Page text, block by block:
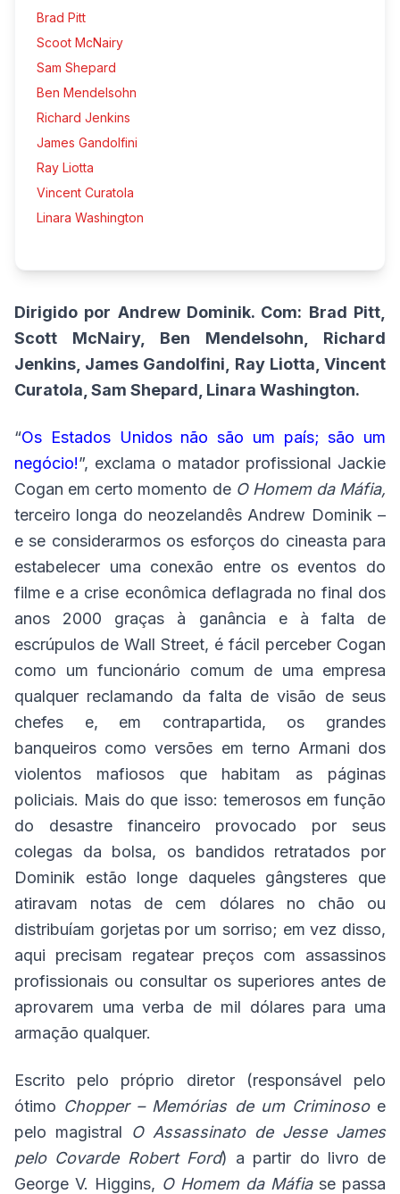
Brad Pitt
Scoot McNairy
Sam Shepard
Ben Mendelsohn
Richard Jenkins
James Gandolfini
Ray Liotta
Vincent Curatola
Linara Washington
Dirigido por Andrew Dominik. Com: Brad Pitt,
Scott McNairy, Ben Mendelsohn, Richard
Jenkins, James Gandolfini, Ray Liotta, Vincent
Curatola, Sam Shepard, Linara Washington.
“Os Estados Unidos não são um país; são um
negócio!”, exclama o matador profissional Jackie
Cogan em certo momento de O Homem da Máfia,
terceiro longa do neozelandês Andrew Dominik –
e se considerarmos os esforços do cineasta para
estabelecer uma conexão entre os eventos do
filme e a crise econômica deflagrada no final dos
anos 2000 graças à ganância e à falta de
escrúpulos de Wall Street, é fácil perceber Cogan
como um funcionário comum de uma empresa
qualquer reclamando da falta de visão de seus
chefes e, em contrapartida, os grandes
banqueiros como versões em terno Armani dos
violentos mafiosos que habitam as páginas
policiais. Mais do que isso: temerosos em função
do desastre financeiro provocado por seus
colegas da bolsa, os bandidos retratados por
Dominik estão longe daqueles gângsteres que
atiravam notas de cem dólares no chão ou
distribuíam gorjetas por um sorriso; em vez disso,
aqui precisam regatear preços com assassinos
profissionais ou consultar os superiores antes de
aprovarem uma verba de mil dólares para uma
armação qualquer.
Escrito pelo próprio diretor (responsável pelo
ótimo Chopper – Memórias de um Criminosoe
pelo magistral O Assassinato de Jesse James
pelo Covarde Robert Ford) a partir do livro de
George V. Higgins, O Homem da Máfia se passa